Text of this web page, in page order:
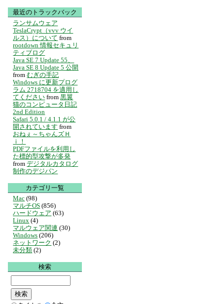
最近のトラックバック
ランサムウェア
TeslaCrypt（vvv ウイ
ルス）について from
rootdown 情報セキュリ
ティブログ
Java SE 7 Update 55、
Java SE 8 Update 5 公開
from むぎの手記
Windows に更新プログ
ラム 2718704 を適用し
てください from 黒翼
猫のコンピュータ日記
2nd Edition
Safari 5.0.1 / 4.1.1 が公
開されています from
おねぇ～ちゃんズＨ
ｉ！
PDFファイルを利用し
た標的型攻撃が多発
from デジタルカタログ
制作のデジパン
カテゴリ一覧
Mac (98)
マルチOS (856)
ハードウェア (63)
Linux (4)
マルウェア関連 (30)
Windows (206)
ネットワーク (2)
未分類 (2)
検索